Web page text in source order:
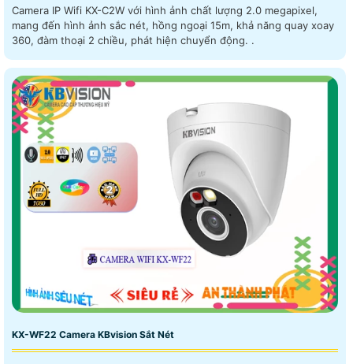
Camera IP Wifi KX-C2W với hình ảnh chất lượng 2.0 megapixel,
mang đến hình ảnh sắc nét, hồng ngoại 15m, khả năng quay xoay
360, đàm thoại 2 chiều, phát hiện chuyển động. .
KX-WF22 Camera KBvision Sắt Nét